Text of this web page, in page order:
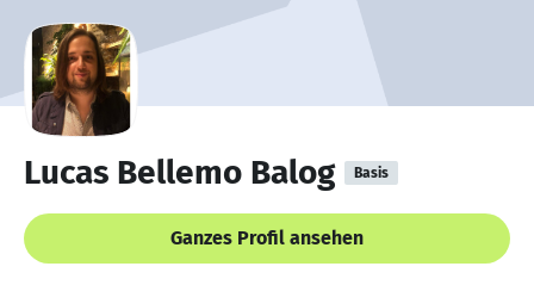
Lucas Bellemo Balog Basis
Ganzes Profil ansehen